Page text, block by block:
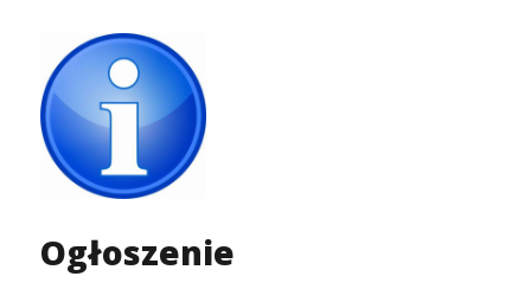
Ogłoszenie